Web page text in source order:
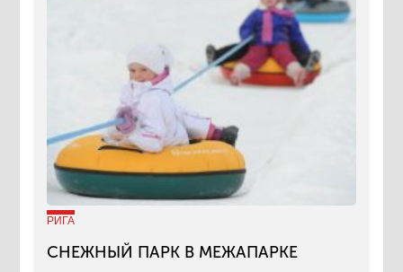
РИГА
СНЕЖНЫЙ ПАРК В МЕЖАПАРКЕ